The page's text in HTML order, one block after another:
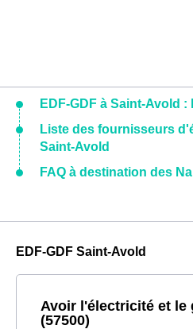
EDF-GDF à Saint-Avold
Liste des fournisseurs
Saint-Avold
FAQ à destination des
EDF-GDF Saint-Avold
Avoir l'électricité et le
(57500)